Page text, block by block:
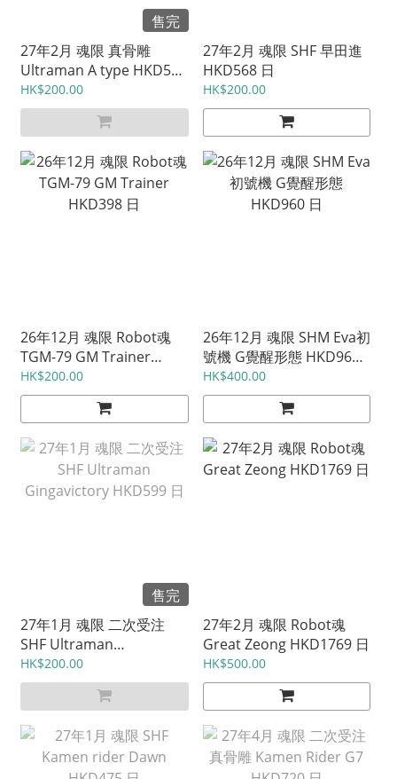
售完
27年2月 魂限 真骨雕
Ultraman A type HKD520
日
HK$200.00
27年2月 魂限 SHF 早田進
HKD568 日
HK$200.00
26年12月 魂限 Robot魂
TGM-79 GM Trainer
HKD398 日
HK$200.00
26年12月 魂限 SHM Eva初
號機 G覺醒形態 HKD960
日
HK$400.00
售完
27年1月 魂限 二次受注
SHF Ultraman
Gingavictory HKD599 日
HK$200.00
27年2月 魂限 Robot魂
Great Zeong HKD1769 日
HK$500.00